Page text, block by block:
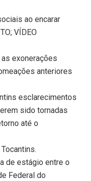
ao encarar
VÍDEO
exonerações
anteriores
esclarecimentos
sido tornadas
até o
de estágio entre o
Federal do